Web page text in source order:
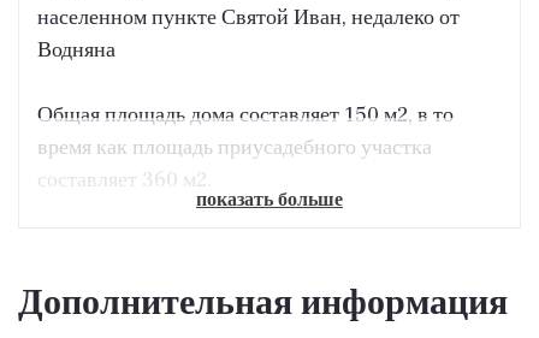
населенном пункте Святой Иван, недалеко от
Водняна
Общая площадь дома составляет 150 м2, в то
время как площадь приусадебного участка
составляет 360 м2.
мансардного этажа.
показать больше
Дополнительная информация